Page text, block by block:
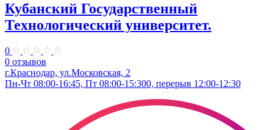
Кубанский Государственный
Технологический университет.
0
0 отзывов
г.Краснодар, ул.Московская, 2
Пн-Чт 08:00-16:45, Пт 08:00-15:300, перерыв 12:00-12:30